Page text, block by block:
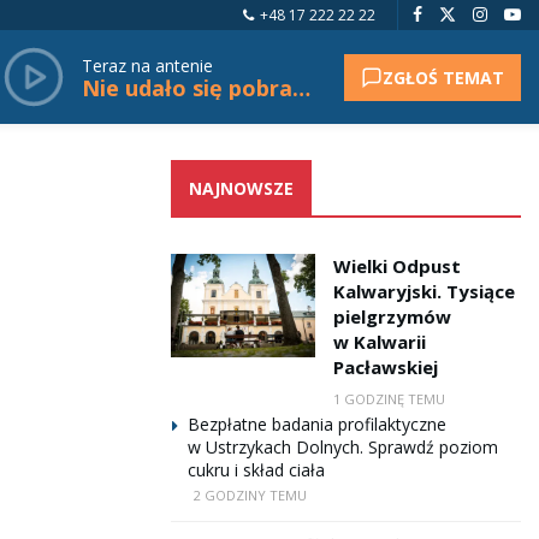
+48 17 222 22 22
Teraz na antenie
Nie udało się pobrać tytułu. ZGŁOŚ TEMAT
NAJNOWSZE
Wielki Odpust
Kalwaryjski. Tysiące
pielgrzymów
w Kalwarii
Pacławskiej
1 GODZINĘ TEMU
Bezpłatne badania profilaktyczne
w Ustrzykach Dolnych. Sprawdź poziom
cukru i skład ciała
2 GODZINY TEMU